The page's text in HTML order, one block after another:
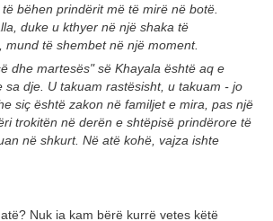
bëhen prindërit më të mirë në botë.
duke u kthyer në një shaka të
mund të shembet në një moment.
dhe martesës" së Khayala është aq e
sa dje. U takuam rastësisht, u takuam - jo
siç është zakon në familjet e mira, pas një
trokitën në derën e shtëpisë prindërore të
në shkurt. Në atë kohë, vajza ishte
Nuk ia kam bërë kurrë vetes këtë